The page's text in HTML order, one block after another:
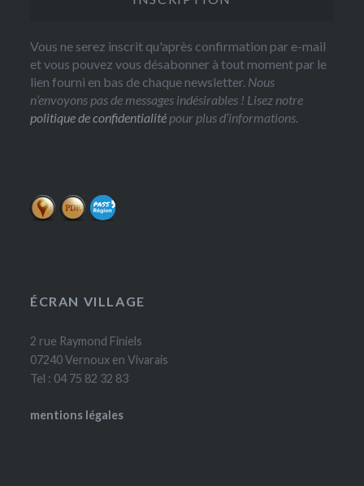
Vous ne serez inscrit qu'après confirmation par e-mail
et vous pouvez vous désabonner à tout moment par le
lien fourni en bas de chaque newsletter. Nous
n’envoyons pas de messages indésirables ! Lisez notre
politique de confidentialité pour plus d’informations.
ÉCRAN VILLAGE
2 rue Raymond Finiels
07240 Vernoux en Vivarais
Tel : 04 75 82 32 83
mentions légales